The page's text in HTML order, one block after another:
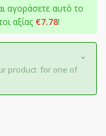
αγοράσετε αυτό το
αξίας €7.78!
product for one of